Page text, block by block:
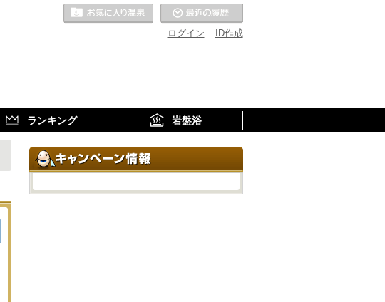
ID作成
ログイン
お気に入りの温泉
ランキング 岩盤浴